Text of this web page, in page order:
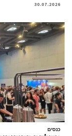
30.07.2026
כנסים